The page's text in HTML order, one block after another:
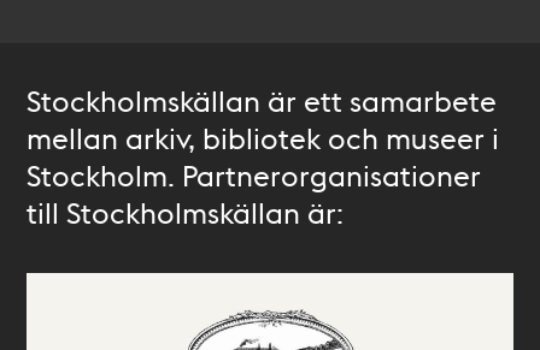
Stockholmskällan är ett samarbete
mellan arkiv, bibliotek och museer i
Stockholm. Partnerorganisationer
till Stockholmskällan är: